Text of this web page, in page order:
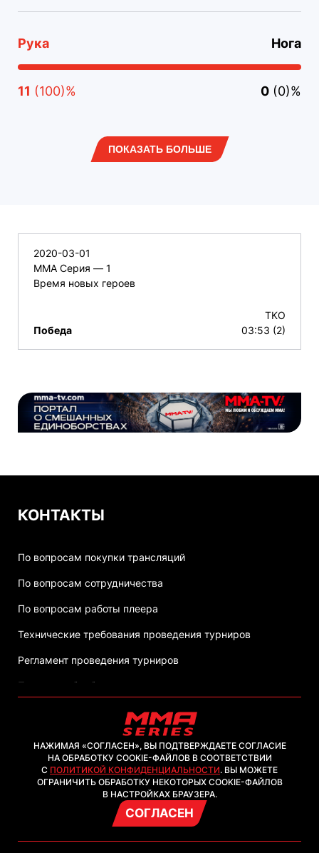
Рука Нога
11 (100)% 0 (0)%
ПОКАЗАТЬ БОЛЬШЕ
2020-03-01
ММА Серия — 1
Время новых героев
Победа
TKO
03:53 (2)
КОНТАКТЫ
По вопросам покупки трансляций
По вопросам сотрудничества
По вопросам работы плеера
Технические требования проведения турниров
Регламент проведения турниров
Политика обработки персональных данных
2026, ООО "ММА-ТВ.КОМ"
НАЖИМАЯ «СОГЛАСЕН», ВЫ ПОДТВЕРЖДАЕТЕ СОГЛАСИЕ
НА ОБРАБОТКУ COOKIE-ФАЙЛОВ В СООТВЕТСТВИИ
С ПОЛИТИКОЙ КОНФИДЕНЦИАЛЬНОСТИ. ВЫ МОЖЕТЕ
ОГРАНИЧИТЬ ОБРАБОТКУ НЕКОТОРЫХ COOKIE-ФАЙЛОВ
В НАСТРОЙКАХ БРАУЗЕРА.
СОГЛАСЕН